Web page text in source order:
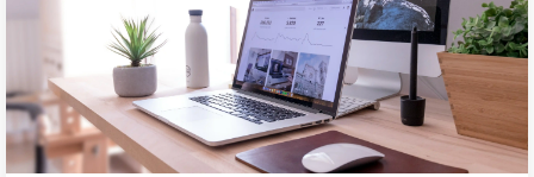
示了在配置文件中的主题引用方式（light_theme 和
dark_theme）。整个过程旨在快速实现评论区的基本
美化，后续可进一步优化。